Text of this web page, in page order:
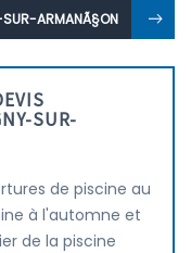
SUR-ARMANÃ§ON
SUR-
de piscine au
à l'automne et
de la piscine